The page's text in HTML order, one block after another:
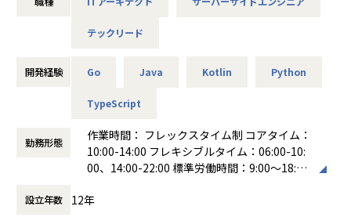
しかし、多くの企業が「どこにAIを活用すべきか」「PoCで
装型のAIソリューションを提供しています。
設計を担う
AIクラウドアーキテクトを募集します。
■ご入社の流れ
全ての意思決定はチームで行われるフラットな組織構造で
チャレンジする意欲があれば、どこまでも幅広い業務領域に
＜業務イメージ＞
・ロードマップ策定
ール等）
テックリード
開発経験 Go Java Kotlin Python
TypeScript
勤務形態
作業時間： フレックスタイム制 コアタイム：
10:00-14:00 フレキシブルタイム：06:00-10:
00、14:00-22:00 標準労働時間：9:00～18:00
す。
設立年数 12年